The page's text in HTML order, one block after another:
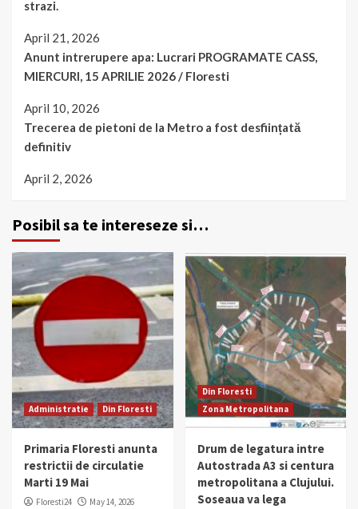
strazi.
April 21, 2026
Anunt intrerupere apa: Lucrari PROGRAMATE CASS,
MIERCURI, 15 APRILIE 2026 / Floresti
April 10, 2026
Trecerea de pietoni de la Metro a fost desființată
definitiv
April 2, 2026
Posibil sa te intereseze si…
Administratie Din Floresti
Primaria Floresti anunta
restrictii de circulatie
Marti 19 Mai
Floresti24 May 14, 2026
Din Floresti
Zona Metropolitana
Drum de legatura intre
Autostrada A3 si centura
metropolitana a Clujului.
Soseaua va lega